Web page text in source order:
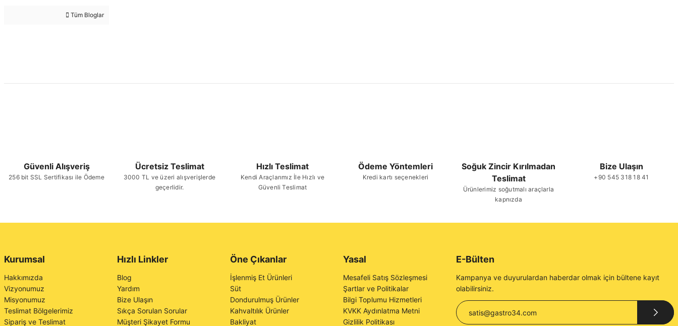
Tüm Bloglar
Güvenli Alışveriş
256 bit SSL Sertifikası ile Ödeme
Ücretsiz Teslimat
3000 TL ve üzeri alışverişlerde
geçerlidir.
Hızlı Teslimat
Kendi Araçlarımız İle Hızlı ve
Güvenli Teslimat
Ödeme Yöntemleri
Kredi kartı seçenekleri
Soğuk Zincir Kırılmadan
Teslimat
Ürünlerimiz soğutmalı araçlarla
kapnızda
Bize Ulaşın
+90 545 318 18 41
Kurumsal
Hakkımızda
Vizyonumuz
Misyonumuz
Teslimat Bölgelerimiz
Sipariş ve Teslimat
Hızlı Linkler
Blog
Yardım
Bize Ulaşın
Sıkça Sorulan Sorular
Müşteri Şikayet Formu
Öne Çıkanlar
İşlenmiş Et Ürünleri
Süt
Dondurulmuş Ürünler
Kahvaltılık Ürünler
Bakliyat
Yasal
Mesafeli Satış Sözleşmesi
Şartlar ve Politikalar
Bilgi Toplumu Hizmetleri
KVKK Aydınlatma Metni
Gizlilik Politikası
E-Bülten
Kampanya ve duyurulardan haberdar olmak için bültene kayıt
olabilirsiniz.